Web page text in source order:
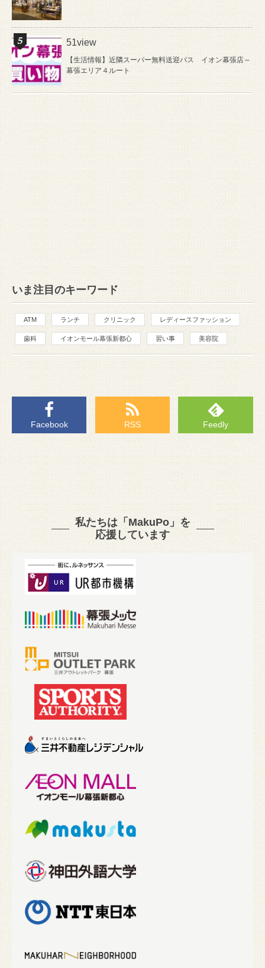
51view
【生活情報】近隣スーパー無料送迎バス イオン幕張店～
幕張エリア４ルート
いま注目のキーワード
ATM ランチ クリニック レディースファッション
歯科 イオンモール幕張新都心 習い事 美容院
Facebook RSS Feedly
私たちは「MakuPo」を
応援しています